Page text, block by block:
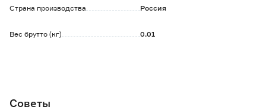
Страна производства Россия
Вес брутто (кг) 0.01
Советы